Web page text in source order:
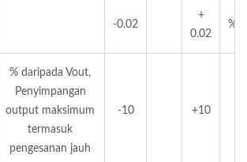
-0.02
+
0.02
%/
% daripada Vout,
Penyimpangan
output maksimum
termasuk
pengesanan jauh
-10 +10